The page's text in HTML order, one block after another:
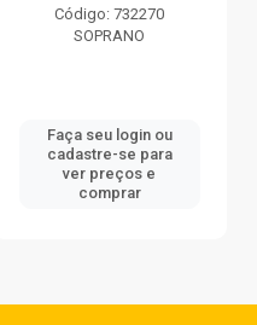
Código: 732270
SOPRANO
Faça seu login ou
cadastre-se para
ver preços e
comprar